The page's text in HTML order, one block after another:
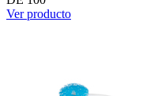
Ver producto